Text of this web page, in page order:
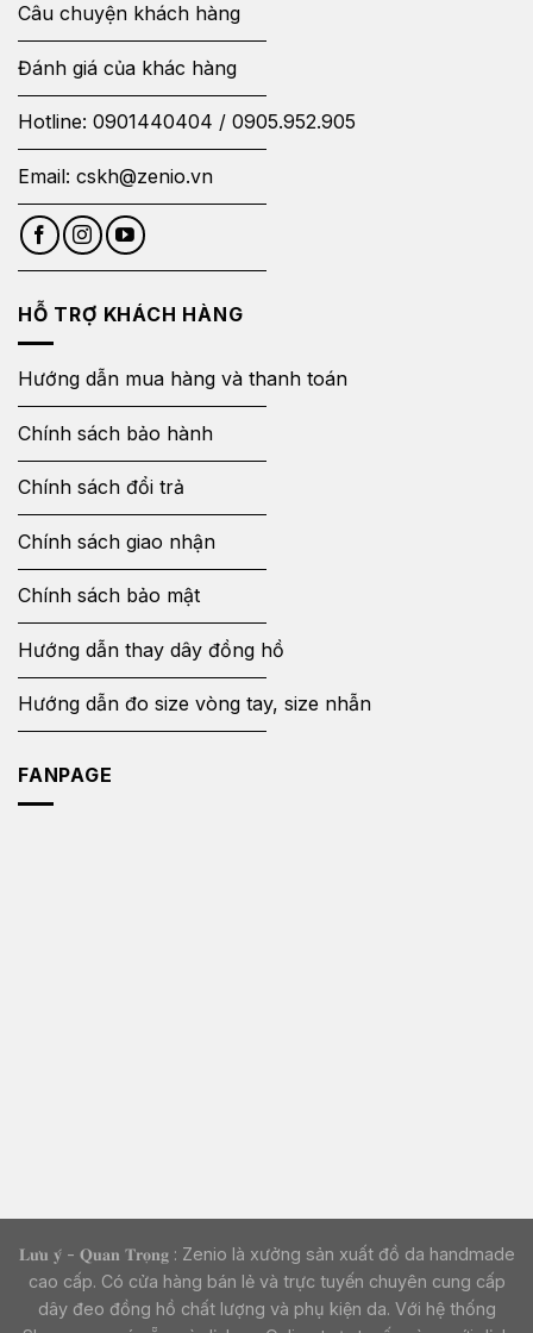
Câu chuyện khách hàng
Đánh giá của khác hàng
Hotline: 0901440404 / 0905.952.905
Email: cskh@zenio.vn
HỖ TRỢ KHÁCH HÀNG
Hướng dẫn mua hàng và thanh toán
Chính sách bảo hành
Chính sách đổi trả
Chính sách giao nhận
Chính sách bảo mật
Hướng dẫn thay dây đồng hồ
Hướng dẫn đo size vòng tay, size nhẫn
FANPAGE
𝐋𝐮̛𝐮 𝐲́ - 𝐐𝐮𝐚𝐧 𝐓𝐫𝐨̣𝐧𝐠 : Zenio là xưởng sản xuất đồ da handmade
cao cấp. Có cửa hàng bán lẻ và trực tuyến chuyên cung cấp
dây đeo đồng hồ chất lượng và phụ kiện da. Với hệ thống